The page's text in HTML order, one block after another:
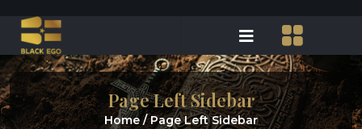
Page Left Sidebar
Home / Page Left Sidebar